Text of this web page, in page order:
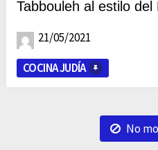
Tabbouleh al estilo del
21/05/2021
COCINA JUDÍA
No